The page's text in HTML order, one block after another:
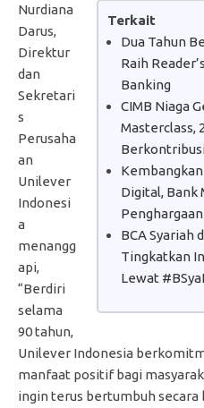
Terkait
Dua Tahun
Raih
Banking
CIMB Niaga
Masterclass,
Digital, Bank
Penghargaan
BCA Syariah
Tingkatkan
Lewat
Nurdiana
Darus,
Direktur
dan
Sekretari
s
Perusaha
an
Unilever
Indonesi
a
menangg
api,
“Berdiri
selama
90 tahun,
Unilever Indonesia
manfaat positif bagi
ingin terus bertumbuh secara